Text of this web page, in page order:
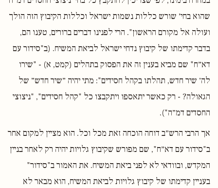
שהוא בחי׳ שורש כללות נשמות ישראל וכללות הקיבוץ הזה הולך
ועולה אל מקורם הראשון". הרי לפנינו דברים ברורים, טענו הם,
בדבר קדימתו של קיבוץ נדחי ישראל לביאת המשיח. (ב"סידור עם
דא״ח" שם מביא בענין זה את הפסוק בתהלים (קמט, א) - "שירו
לה׳ שיר חדש, תהלתו בקהל חסידים": מתי יהיה ״שיר חדש״ של
הגאולה? - רק כאשר יתאספו ויתקבצו כל "קהל חסידים", "ניצוצי
החסדים דמ״ה").
אך הרבי הרש״ב דוחה הוכחה זאת מכל וכל. הוא מציין למקום אחר
ב"סידור עם דא״ח", שם מפורש שקיבוץ גלויות יהיה רק לאחר בניין
המקדש, ובוודאי לא לפני ביאת המשיח. את האמור ב"סידור"
בעניין קדימתו של קיבוץ גלויות לביאת המשיח, הוא מבאר לא